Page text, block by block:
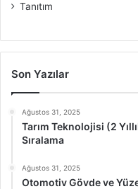
Tanıtım
Son Yazılar
Ağustos 31, 2025
Tarım Teknolojisi (2
Sıralama
Ağustos 31, 2025
Otomotiv Gövde ve